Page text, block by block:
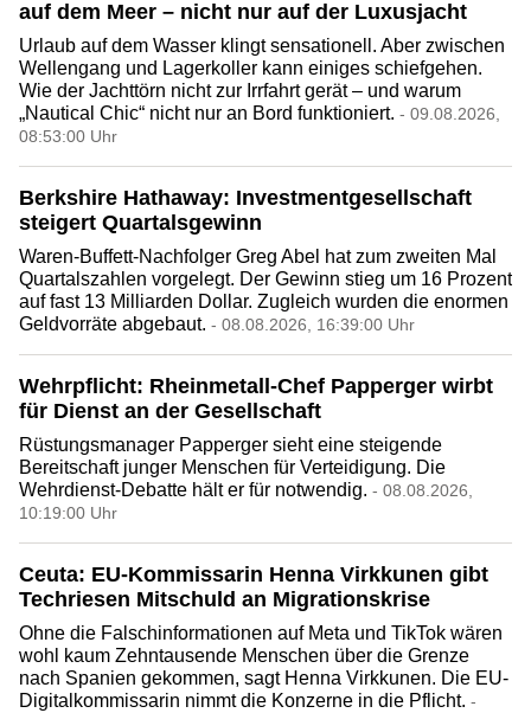
auf dem Meer – nicht nur auf der Luxusjacht
Urlaub auf dem Wasser klingt sensationell. Aber zwischen
Wellengang und Lagerkoller kann einiges schiefgehen.
Wie der Jachttörn nicht zur Irrfahrt gerät – und warum
„Nautical Chic“ nicht nur an Bord funktioniert. - 09.08.2026,
08:53:00 Uhr
Berkshire Hathaway: Investmentgesellschaft
steigert Quartalsgewinn
Waren-Buffett-Nachfolger Greg Abel hat zum zweiten Mal
Quartalszahlen vorgelegt. Der Gewinn stieg um 16 Prozent
auf fast 13 Milliarden Dollar. Zugleich wurden die enormen
Geldvorräte abgebaut. - 08.08.2026, 16:39:00 Uhr
Wehrpflicht: Rheinmetall-Chef Papperger wirbt
für Dienst an der Gesellschaft
Rüstungsmanager Papperger sieht eine steigende
Bereitschaft junger Menschen für Verteidigung. Die
Wehrdienst-Debatte hält er für notwendig. - 08.08.2026,
10:19:00 Uhr
Ceuta: EU-Kommissarin Henna Virkkunen gibt
Techriesen Mitschuld an Migrationskrise
Ohne die Falschinformationen auf Meta und TikTok wären
wohl kaum Zehntausende Menschen über die Grenze
nach Spanien gekommen, sagt Henna Virkkunen. Die EU-
Digitalkommissarin nimmt die Konzerne in die Pflicht. -